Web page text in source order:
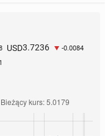
USD3.7236 -0.0084